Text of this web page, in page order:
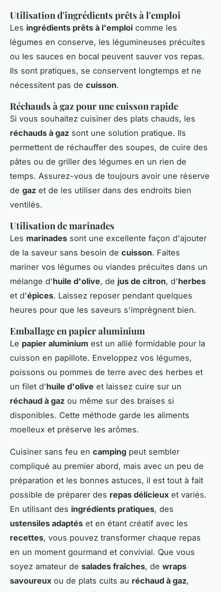
Utilisation d'ingrédients prêts à l'emploi
Les ingrédients prêts à l'emploi comme les
légumes en conserve, les légumineuses précuites
ou les sauces en bocal peuvent sauver vos repas.
Ils sont pratiques, se conservent longtemps et ne
nécessitent pas de cuisson.
Réchauds à gaz pour une cuisson rapide
Si vous souhaitez cuisiner des plats chauds, les
réchauds à gaz sont une solution pratique. Ils
permettent de réchauffer des soupes, de cuire des
pâtes ou de griller des légumes en un rien de
temps. Assurez-vous de toujours avoir une réserve
de gaz et de les utiliser dans des endroits bien
ventilés.
Utilisation de marinades
Les marinades sont une excellente façon d'ajouter
de la saveur sans besoin de cuisson. Faites
mariner vos légumes ou viandes précuites dans un
mélange d'huile d'olive, de jus de citron, d'herbes
et d'épices. Laissez reposer pendant quelques
heures pour que les saveurs s'imprègnent bien.
Emballage en papier aluminium
Le papier aluminium est un allié formidable pour la
cuisson en papillote. Enveloppez vos légumes,
poissons ou pommes de terre avec des herbes et
un filet d'huile d'olive et laissez cuire sur un
réchaud à gaz ou même sur des braises si
disponibles. Cette méthode garde les aliments
moelleux et préserve les arômes.
Cuisiner sans feu en camping peut sembler
compliqué au premier abord, mais avec un peu de
préparation et les bonnes astuces, il est tout à fait
possible de préparer des repas délicieux et variés.
En utilisant des ingrédients pratiques, des
ustensiles adaptés et en étant créatif avec les
recettes, vous pouvez transformer chaque repas
en un moment gourmand et convivial. Que vous
soyez amateur de salades fraîches, de wraps
savoureux ou de plats cuits au réchaud à gaz,